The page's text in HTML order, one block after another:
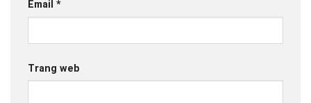
Email *
Trang web